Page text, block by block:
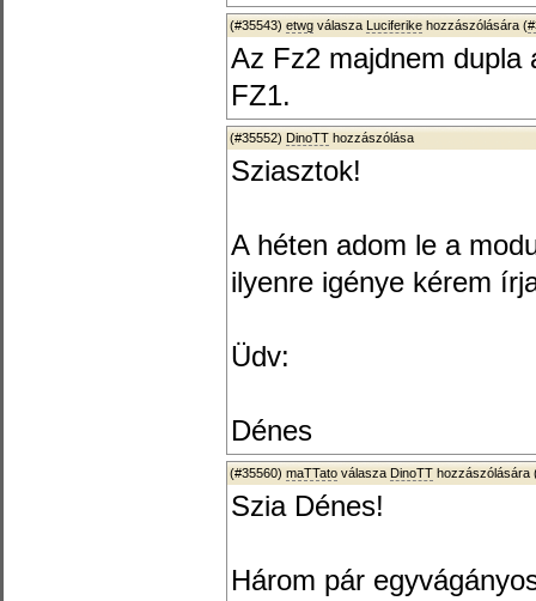
(#35543) etwg válasza Luciferike hozzászólására (
Az Fz2 majdnem dupla
FZ1.
(#35552) DinoTT hozzászólása
Sziasztok!
A héten adom le a
ilyenre igénye kérem
Üdv:
Dénes
(#35560) maTTato válasza DinoTT hozzászólására
Szia Dénes!
Három pár